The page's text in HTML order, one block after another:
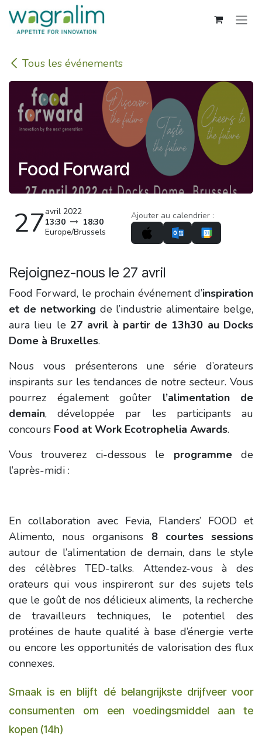
Se rendre au contenu
Tous les événements
Food Forward
27avril 2022
13:30
18:30
Europe/Brussels
Ajouter au calendrier :
Rejoignez-nous le 27 avril
Food Forward, le prochain événement d’inspiration
et de networking de l’industrie alimentaire belge,
aura lieu le 27 avril à partir de 13h30 au Docks
Dome à Bruxelles.
Nous vous présenterons une série d’orateurs
inspirants sur les tendances de notre secteur. Vous
pourrez également goûter l’alimentation de
demain, développée par les participants au
concours Food at Work Ecotrophelia Awards.
Vous trouverez ci-dessous le programmede
l’après-midi :
En collaboration avec Fevia, Flanders’ FOOD et
Alimento, nous organisons 8 courtes sessions
autour de l’alimentation de demain, dans le style
des célèbres TED-talks. Attendez-vous à des
orateurs qui vous inspireront sur des sujets tels
que le goût de nos délicieux aliments, la recherche
de travailleurs techniques, le potentiel des
protéines de haute qualité à base d’énergie verte
ou encore les opportunités de valorisation des flux
connexes.
Smaak is en blijft dé belangrijkste drijfveer voor
consumenten om een voedingsmiddel aan te
kopen (14h)